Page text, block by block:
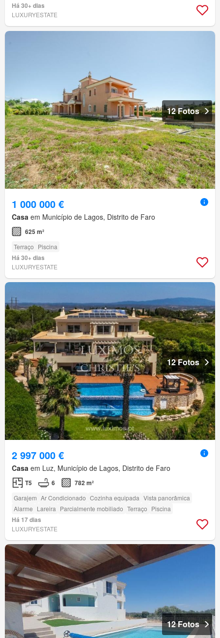
Há 30+ dias
LUXURYESTATE
12 Fotos
1 000 000 €
Casa em Município de Lagos, Distrito de Faro
625 m²
Terraço Piscina
Há 30+ dias
LUXURYESTATE
12 Fotos
2 997 000 €
Casa em Luz, Município de Lagos, Distrito de Faro
T5 6 782 m²
Garajem Ar Condicionado Cozinha equipada Vista panorâmica
Alarme Lareira Parcialmente mobiliado Terraço Piscina
Há 17 dias
LUXURYESTATE
12 Fotos